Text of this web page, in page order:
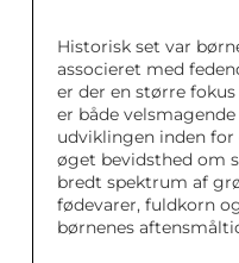
Historisk set var
associeret med
er der en større
er både
udviklingen inden
øget bevidsthed om
bredt spektrum af
fødevarer, fuldkorn
børnenes